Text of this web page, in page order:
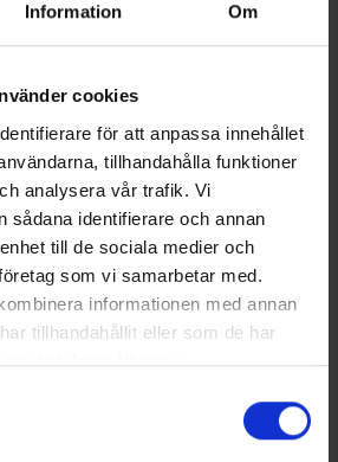
Information Om
cookies
för att anpassa innehållet
tillhandahålla funktioner
analysera vår trafik. Vi
sådana identifierare och annan
till de sociala medier och
som vi samarbetar med.
informationen med annan
tillhandahållit eller som de har
deras tjänster.